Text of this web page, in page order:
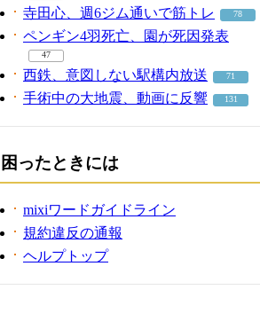
寺田心、週6ジム通いで筋トレ 78
ペンギン4羽死亡、園が死因発表
47
西鉄、意図しない駅構内放送 71
手術中の大地震、動画に反響 131
困ったときには
mixiワードガイドライン
規約違反の通報
ヘルプトップ